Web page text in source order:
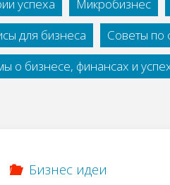
успеха
Микробизнес
для бизнеса
Советы по
о бизнесе, финансах и
Бизнес идеи